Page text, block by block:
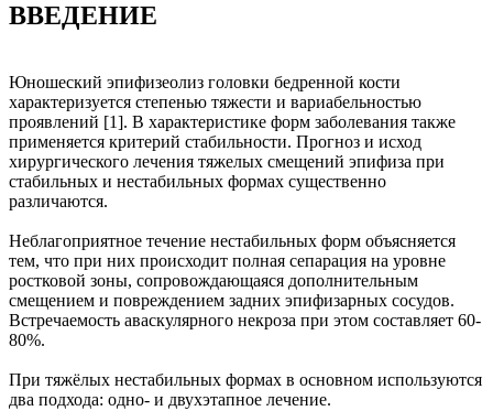
ВВЕДЕНИЕ
Юношеский эпифизеолиз головки бедренной кости
характеризуется степенью тяжести и вариабельностью
проявлений [1]. В характеристике форм заболевания также
применяется критерий стабильности. Прогноз и исход
хирургического лечения тяжелых смещений эпифиза при
стабильных и нестабильных формах существенно
различаются.
Неблагоприятное течение нестабильных форм объясняется
тем, что при них происходит полная сепарация на уровне
ростковой зоны, сопровождающаяся дополнительным
смещением и повреждением задних эпифизарных сосудов.
Встречаемость аваскулярного некроза при этом составляет 60-
80%.
При тяжёлых нестабильных формах в основном используются
два подхода: одно- и двухэтапное лечение.